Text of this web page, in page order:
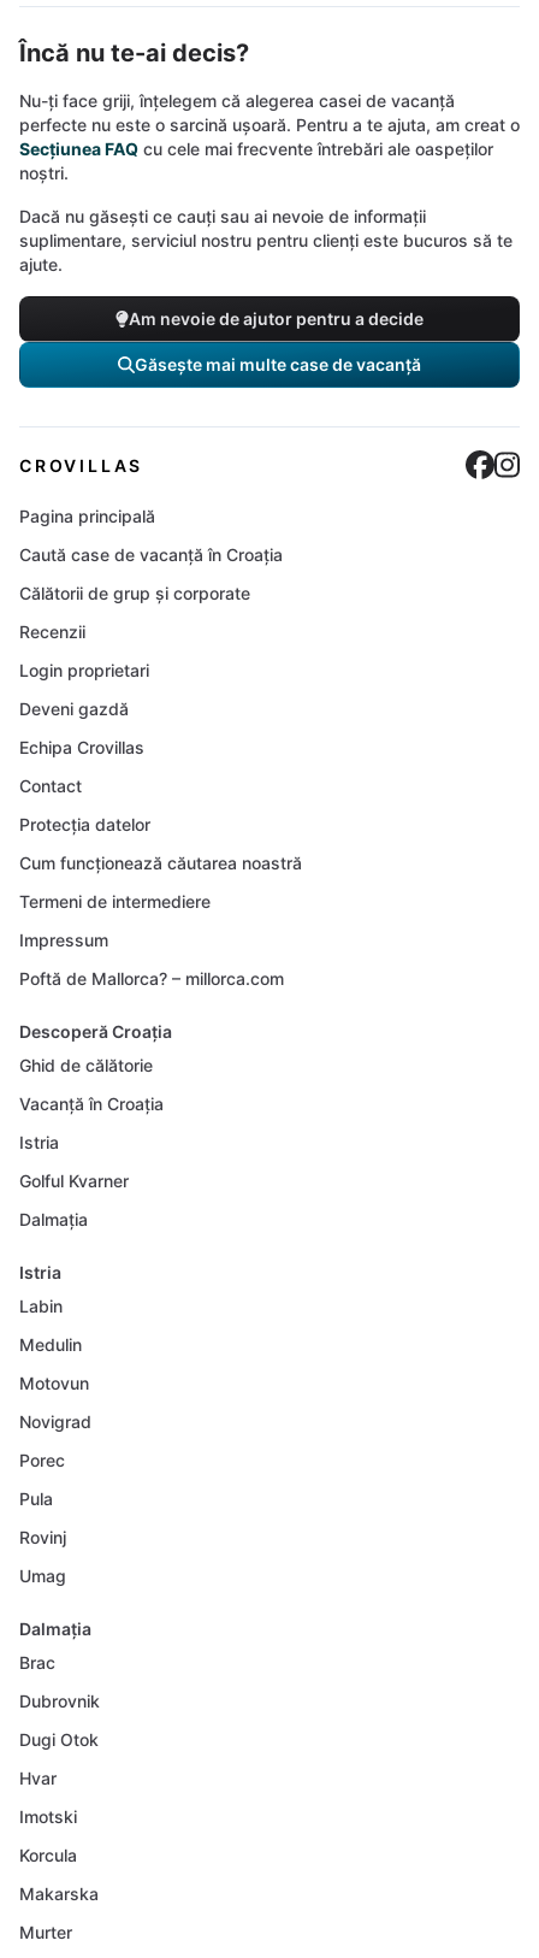
Încă nu te-ai decis?
Nu-ți face griji, înțelegem că alegerea casei de vacanță
perfecte nu este o sarcină ușoară. Pentru a te ajuta, am creat o
Secțiunea FAQ cu cele mai frecvente întrebări ale oaspeților
noștri.
Dacă nu găsești ce cauți sau ai nevoie de informații
suplimentare, serviciul nostru pentru clienți este bucuros să te
ajute.
Am nevoie de ajutor pentru a decide
Găsește mai multe case de vacanță
CROVILLAS
Pagina principală
Caută case de vacanță în Croația
Călătorii de grup și corporate
Recenzii
Login proprietari
Deveni gazdă
Echipa Crovillas
Contact
Protecția datelor
Cum funcționează căutarea noastră
Termeni de intermediere
Impressum
Poftă de Mallorca? – millorca.com
Descoperă Croația
Ghid de călătorie
Vacanță în Croația
Istria
Golful Kvarner
Dalmația
Istria
Labin
Medulin
Motovun
Novigrad
Porec
Pula
Rovinj
Umag
Dalmația
Brac
Dubrovnik
Dugi Otok
Hvar
Imotski
Korcula
Makarska
Murter